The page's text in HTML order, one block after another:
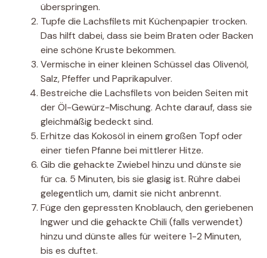
überspringen.
Tupfe die Lachsfilets mit Küchenpapier trocken.
Das hilft dabei, dass sie beim Braten oder Backen
eine schöne Kruste bekommen.
Vermische in einer kleinen Schüssel das Olivenöl,
Salz, Pfeffer und Paprikapulver.
Bestreiche die Lachsfilets von beiden Seiten mit
der Öl-Gewürz-Mischung. Achte darauf, dass sie
gleichmäßig bedeckt sind.
Erhitze das Kokosöl in einem großen Topf oder
einer tiefen Pfanne bei mittlerer Hitze.
Gib die gehackte Zwiebel hinzu und dünste sie
für ca. 5 Minuten, bis sie glasig ist. Rühre dabei
gelegentlich um, damit sie nicht anbrennt.
Füge den gepressten Knoblauch, den geriebenen
Ingwer und die gehackte Chili (falls verwendet)
hinzu und dünste alles für weitere 1-2 Minuten,
bis es duftet.